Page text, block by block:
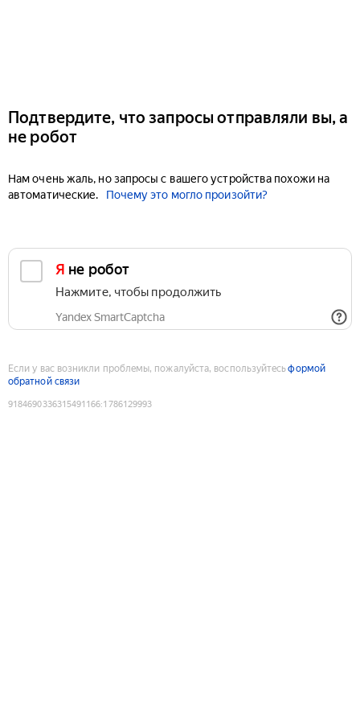
Подтвердите, что запросы отправляли вы, а
не робот
Нам очень жаль, но запросы с вашего устройства похожи на
автоматические.
Почему это могло произойти?
Я не робот
Нажмите, чтобы продолжить
Yandex SmartCaptcha
Если у вас возникли проблемы, пожалуйста, воспользуйтесьформой
обратной связи
9184690336315491166:1786129993